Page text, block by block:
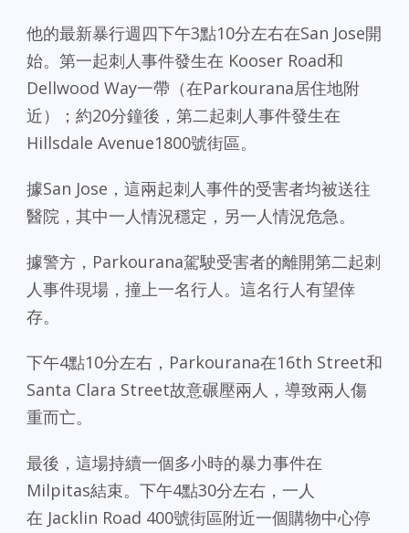
他的最新暴行週四下午3點10分左右在San Jose開
始。第一起刺人事件發生在 Kooser Road和
Dellwood Way一帶（在Parkourana居住地附
近）；約20分鐘後，第二起刺人事件發生在
Hillsdale Avenue1800號街區。
據San Jose，這兩起刺人事件的受害者均被送往
醫院，其中一人情況穩定，另一人情況危急。
據警方，Parkourana駕駛受害者的離開第二起刺
人事件現場，撞上一名行人。這名行人有望倖
存。
下午4點10分左右，Parkourana在16th Street和
Santa Clara Street故意碾壓兩人，導致兩人傷
重而亡。
最後，這場持續一個多小時的暴力事件在
Milpitas結束。下午4點30分左右，一人
在 Jacklin Road 400號街區附近一個購物中心停